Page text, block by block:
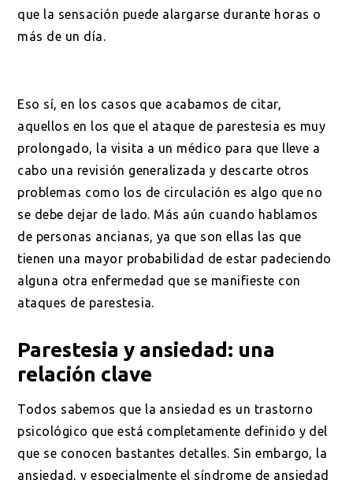
que la sensación puede alargarse durante horas o
más de un día.
Eso sí, en los casos que acabamos de citar,
aquellos en los que el ataque de parestesia es muy
prolongado, la visita a un médico para que lleve a
cabo una revisión generalizada y descarte otros
problemas como los de circulación es algo que no
se debe dejar de lado. Más aún cuando hablamos
de personas ancianas, ya que son ellas las que
tienen una mayor probabilidad de estar padeciendo
alguna otra enfermedad que se manifieste con
ataques de parestesia.
Parestesia y ansiedad: una
relación clave
Todos sabemos que la ansiedad es un trastorno
psicológico que está completamente definido y del
que se conocen bastantes detalles. Sin embargo, la
ansiedad, y especialmente el síndrome de ansiedad